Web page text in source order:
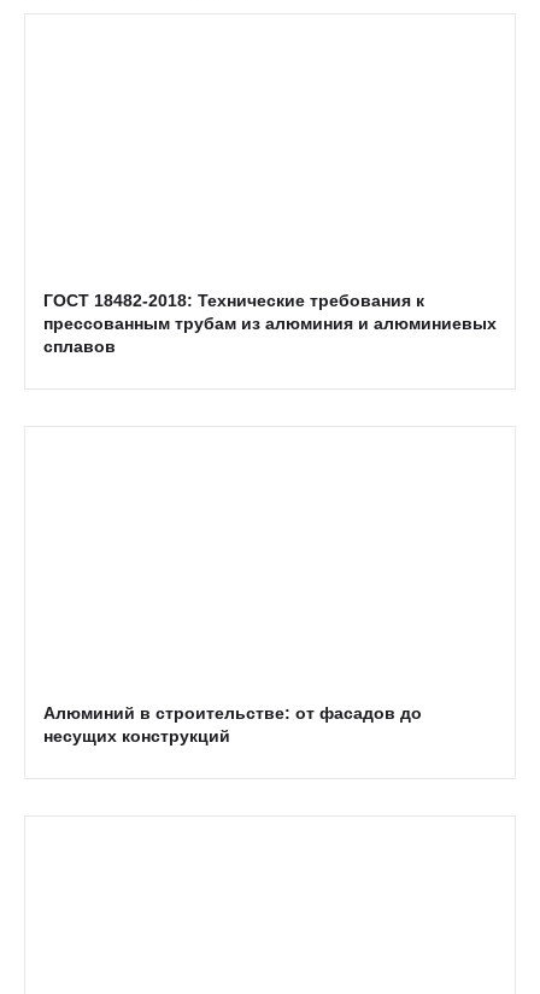
ГОСТ 18482-2018: Технические требования к
прессованным трубам из алюминия и алюминиевых
сплавов
Алюминий в строительстве: от фасадов до
несущих конструкций